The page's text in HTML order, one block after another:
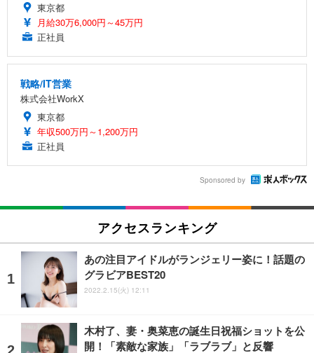
東京都
月給30万6,000円～45万円
正社員
戦略/IT営業
株式会社WorkX
東京都
年収500万円～1,200万円
正社員
Sponsored by
アクセスランキング
あの注目アイドルがランジェリー姿に！話題の
グラビアBEST20
2022.2.15(火) 12:11
木村了、妻・奥菜恵の誕生日祝福ショットを公
開！「素敵な家族」「ラブラブ」と反響